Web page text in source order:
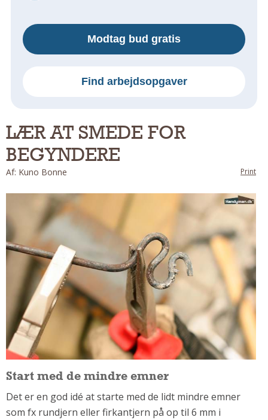
Montage Og Udskiftning
Reparation Og Vedligehold
Indendørs
Udendørs
Kan Det Males?
MURER
Nybygning
Reparationer
Om Materialer
Om Værktøj
GLARMESTER
Udskiftning Og Montage
Om Materialer
HANDYMAN
Tips Og Tricks
Kemi
Andet
GARTNER
Modtag bud gratis
Find arbejdsopgaver
LÆR AT SMEDE FOR
BEGYNDERE
Af: Kuno Bonne Print
Start med de mindre emner
Det er en god idé at starte med de lidt mindre emner
som fx rundjern eller firkantjern på op til 6 mm i